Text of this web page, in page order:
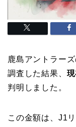
鹿島アントラー
調査した結果、
判明しました。
この金額は、J1